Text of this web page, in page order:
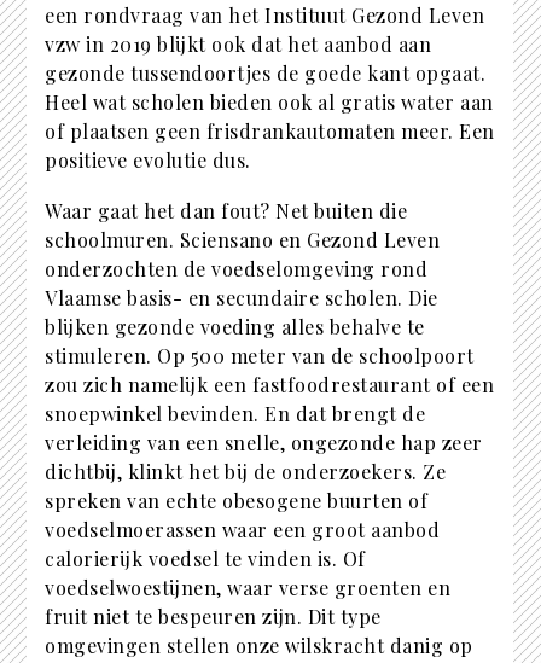
een rondvraag van het Instituut Gezond Leven
vzw in 2019 blijkt ook dat het aanbod aan
gezonde tussendoortjes de goede kant opgaat.
Heel wat scholen bieden ook al gratis water aan
of plaatsen geen frisdrankautomaten meer. Een
positieve evolutie dus.
Waar gaat het dan fout? Net buiten die
schoolmuren. Sciensano en Gezond Leven
onderzochten de voedselomgeving rond
Vlaamse basis- en secundaire scholen. Die
blijken gezonde voeding alles behalve te
stimuleren. Op 500 meter van de schoolpoort
zou zich namelijk een fastfoodrestaurant of een
snoepwinkel bevinden. En dat brengt de
verleiding van een snelle, ongezonde hap zeer
dichtbij, klinkt het bij de onderzoekers. Ze
spreken van echte obesogene buurten of
voedselmoerassen waar een groot aanbod
calorierijk voedsel te vinden is. Of
voedselwoestijnen, waar verse groenten en
fruit niet te bespeuren zijn. Dit type
omgevingen stellen onze wilskracht danig op